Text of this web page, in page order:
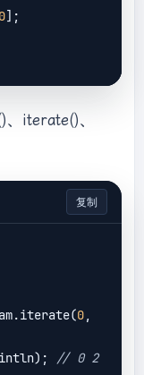
];
iterate()、
复制
0,
// 0 2